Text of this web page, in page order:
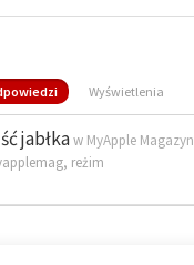
Wyświetlenia
jabłkaw MyApple Magazyn
, reżim